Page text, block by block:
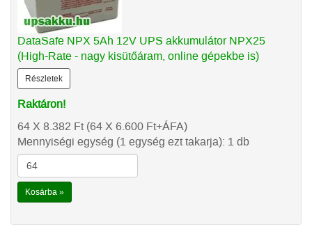
DataSafe NPX 5Ah 12V UPS akkumulátor NPX25
(High-Rate - nagy kisütőáram, online gépekbe is)
Részletek
Raktáron!
64 X 8.382 Ft(64 X 6.600 Ft+ÁFA)
Mennyiségi egység (1 egység ezt takarja): 1 db
Kosárba »